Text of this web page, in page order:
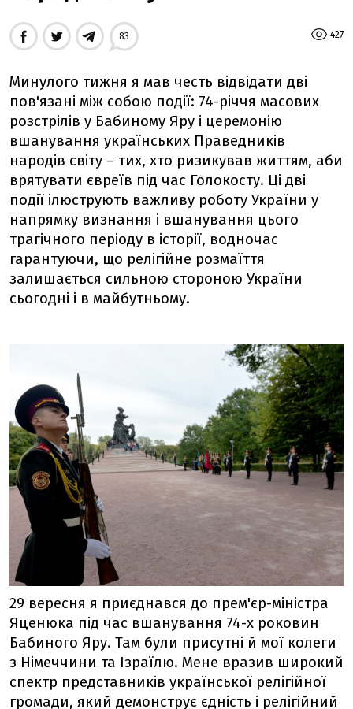
427
83
Минулого тижня я мав честь відвідати дві
пов'язані між собою події: 74-річчя масових
розстрілів у Бабиному Яру і церемонію
вшанування українських Праведників
народів світу – тих, хто ризикував життям, аби
врятувати євреїв під час Голокосту. Ці дві
події ілюструють важливу роботу України у
напрямку визнання і вшанування цього
трагічного періоду в історії, водночас
гарантуючи, що релігійне розмаїття
залишається сильною стороною України
сьогодні і в майбутньому.
29 вересня я приєднався до прем'єр-міністра
Яценюка під час вшанування 74-х роковин
Бабиного Яру. Там були присутні й мої колеги
з Німеччини та Ізраїлю. Мене вразив широкий
спектр представників української релігійної
громади, який демонструє єдність і релігійний